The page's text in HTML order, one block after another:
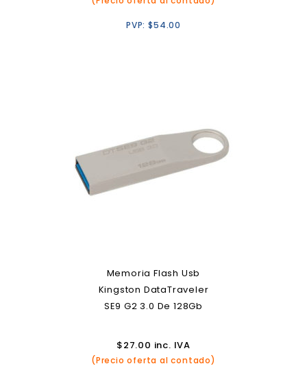
PVP:$54.00
Memoria Flash Usb
Kingston DataTraveler
SE9 G2 3.0 De 128Gb
$27.00 inc. IVA
(Precio oferta al contado)